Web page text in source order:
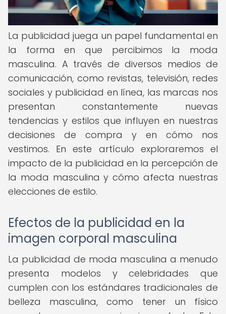
La publicidad juega un papel fundamental en
la forma en que percibimos la moda
masculina. A través de diversos medios de
comunicación, como revistas, televisión, redes
sociales y publicidad en línea, las marcas nos
presentan constantemente nuevas
tendencias y estilos que influyen en nuestras
decisiones de compra y en cómo nos
vestimos. En este artículo exploraremos el
impacto de la publicidad en la percepción de
la moda masculina y cómo afecta nuestras
elecciones de estilo.
Efectos de la publicidad en la
imagen corporal masculina
La publicidad de moda masculina a menudo
presenta modelos y celebridades que
cumplen con los estándares tradicionales de
belleza masculina, como tener un físico